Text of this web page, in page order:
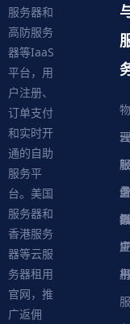
服务器和
高防服务
器等IaaS
平台，用
户注册、
订单支付
和实时开
通的自助
服务平
台。美国
服务器和
香港服务
器等云服
务器租用
官网，推
广返佣
物
理
服
务
器
云
服
务
器
轻
量
级
应
用
服
虚
拟
主
机
证
书